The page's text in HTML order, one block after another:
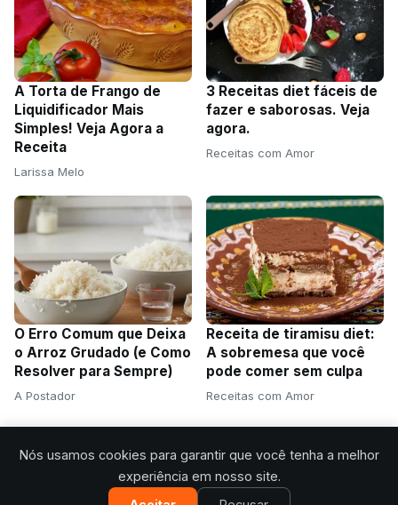
A Torta de Frango de
Liquidificador Mais
Simples! Veja Agora a
Receita
Larissa Melo
3 Receitas diet fáceis de
fazer e saborosas. Veja
agora.
Receitas com Amor
O Erro Comum que Deixa
o Arroz Grudado (e Como
Resolver para Sempre)
A Postador
Receita de tiramisu diet:
A sobremesa que você
pode comer sem culpa
Receitas com Amor
Nós usamos cookies para garantir que você tenha a melhor
experiência em nosso site.